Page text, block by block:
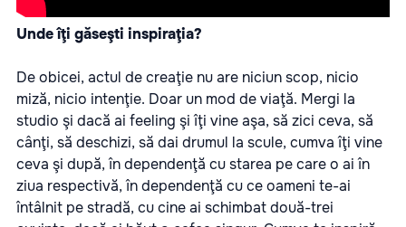
Unde îţi găseşti inspiraţia?
De obicei, actul de creaţie nu are niciun scop, nicio
miză, nicio intenţie. Doar un mod de viaţă. Mergi la
studio şi dacă ai feeling şi îţi vine aşa, să zici ceva, să
cânţi, să deschizi, să dai drumul la scule, cumva îţi vine
ceva şi după, în dependenţă cu starea pe care o ai în
ziua respectivă, în dependenţă cu ce oameni te-ai
întâlnit pe stradă, cu cine ai schimbat două-trei